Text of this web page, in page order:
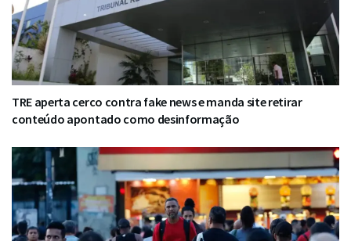
TRE aperta cerco contra fake news e manda site retirar
conteúdo apontado como desinformação